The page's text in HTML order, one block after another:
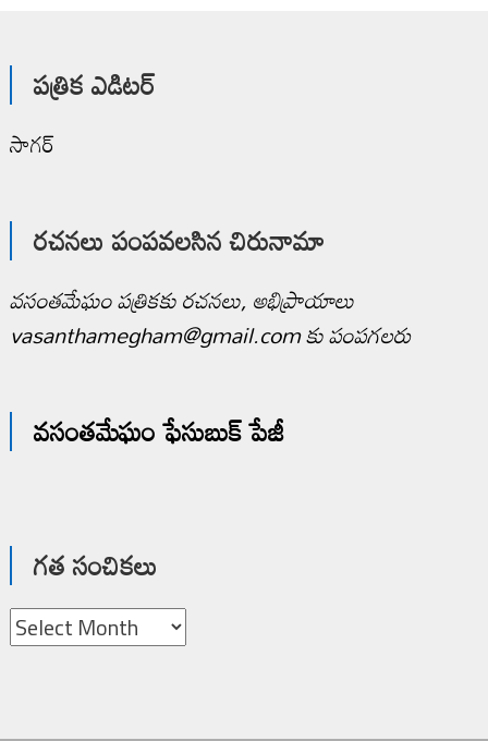
పత్రిక ఎడిటర్
సాగర్
రచనలు పంపవలసిన చిరునామా
వసంతమేఘం పత్రికకు రచనలు, అభిప్రాయాలు
vasanthamegham@gmail.com కు పంపగలరు
వసంతమేఘం ఫేసుబుక్ పేజీ
గత సంచికలు
గత
సంచికలు